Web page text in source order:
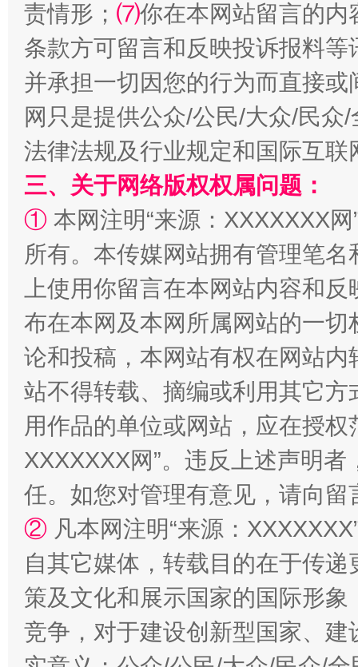
“刷贴”乱象丛生
揭批美国五大"原罪" "炒
解纷+调解+退费，一次搞定
责情形； ⑺你在本网站留言的内
条款方可留言和反映投诉报料
并承担一切因您的行为而直接
网只是提供公众/公民/大众/民
法律法规及行业规定和国际互
三、关于网络版权权属问题：
① 本网注明“来源：XXXXXXX
所有。本传媒网站拥有管理笔
上使用你留言在本网站内容和
布在本网及本网所属网站的一
论和投稿，本网站有权在网站
站不得转载、摘编或利用其它
用作品的单位或网站，应在授
XXXXXXX网”。违反上述声明
任。如您对管理有意见，请向
② 凡本网注明“来源：
自其它媒体，转载目的在于传
策及文化和展示国家的国际形
竞争，对于建设创新型国家、